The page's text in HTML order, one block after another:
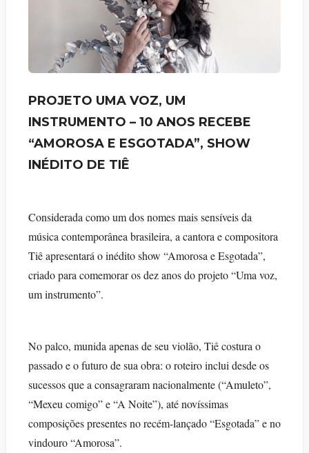
PROJETO UMA VOZ, UM
INSTRUMENTO – 10 ANOS RECEBE
“AMOROSA E ESGOTADA”, SHOW
INÉDITO DE TIÊ
Considerada como um dos nomes mais sensíveis da
música contemporânea brasileira, a cantora e compositora
Tiê apresentará o inédito show “Amorosa e Esgotada”,
criado para comemorar os dez anos do projeto “Uma voz,
um instrumento”.
No palco, munida apenas de seu violão, Tiê costura o
passado e o futuro de sua obra: o roteiro inclui desde os
sucessos que a consagraram nacionalmente (“Amuleto”,
“Mexeu comigo” e “A Noite”), até novíssimas
composições presentes no recém-lançado “Esgotada” e no
vindouro “Amorosa”.